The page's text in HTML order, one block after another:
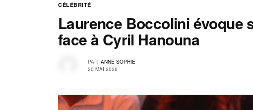
CÉLÉBRITÉ
Laurence Boccolini évoque
face à Cyril Hanouna
PAR ANNE SOPHIE
20 MAI 2026